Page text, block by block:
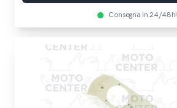
Consegna in 24/48h!